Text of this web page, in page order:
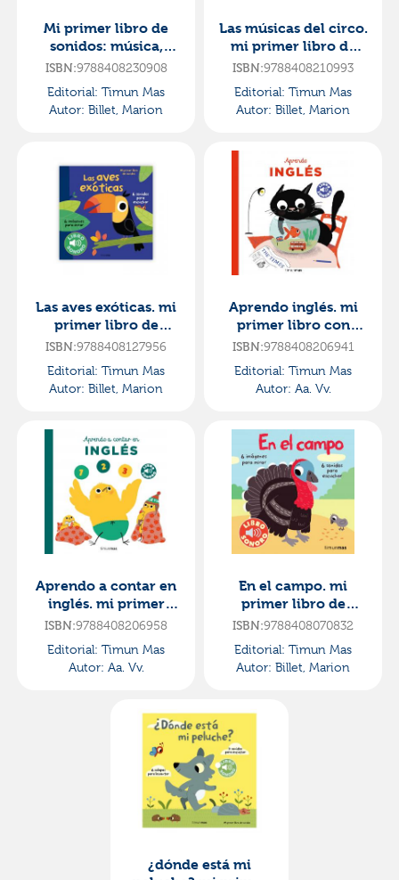
Mi primer libro de
sonidos: música,
maestro
ISBN:9788408230908
Editorial: Timun Mas
Autor: Billet, Marion
Las músicas del circo.
mi primer libro de
sonidos
ISBN:9788408210993
Editorial: Timun Mas
Autor: Billet, Marion
Las aves exóticas. mi
primer libro de
sonidos
ISBN:9788408127956
Editorial: Timun Mas
Autor: Billet, Marion
Aprendo inglés. mi
primer libro con
sonidos
ISBN:9788408206941
Editorial: Timun Mas
Autor: Aa. Vv.
Aprendo a contar en
inglés. mi primer
libro de sonidos
ISBN:9788408206958
Editorial: Timun Mas
Autor: Aa. Vv.
En el campo. mi
primer libro de
sonidos
ISBN:9788408070832
Editorial: Timun Mas
Autor: Billet, Marion
¿dónde está mi